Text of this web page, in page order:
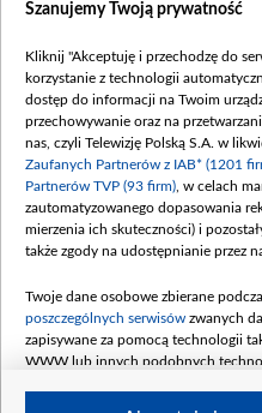
Szanujemy Twoją prywatność
Kliknij "Akceptuję i przechodzę do
korzystanie z technologii
dostęp do informacji na Twoim
przechowywanie oraz na
nas, czyli Telewizję Polską S.A. w
Zaufanych Partnerów z IAB* (1201
Partnerów TVP (93 firm) , w celach
zautomatyzowanego dopasowania
mierzenia ich skuteczności) i
także zgody na udostępnianie przez
Twoje dane osobowe zbierane
poszczególnych serwisów zwanych
zapisywane za pomocą technologii
WWW lub innych podobnych